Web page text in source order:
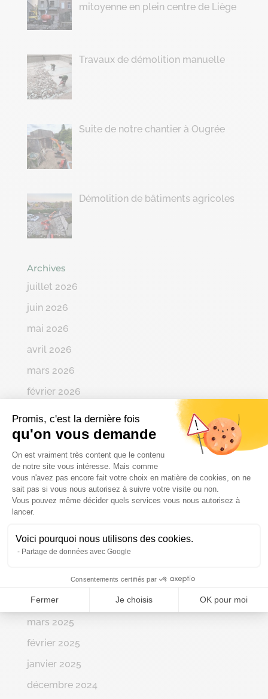
Promis, c'est la dernière fois
qu'on vous demande
Plateforme de Gestion du
On est vraiment très content que le contenu
de notre site vous intéresse. Mais comme
vous n'avez pas encore fait votre choix en matière de cookies, on ne
sait pas si vous nous autorisez à suivre votre visite ou non.
Vous pouvez même décider quels services vous nous autorisez à
lancer.
Voici pourquoi nous utilisons des cookies.
Partage de données avec Google
Consentements certifiés par
Fermer Je choisis OK pour moi
Axeptio consent
mitoyenne en plein centre de Liège
Travaux de démolition manuelle
Suite de notre chantier à Ougrée
Démolition de bâtiments agricoles
Archives
juillet 2026
juin 2026
mai 2026
avril 2026
mars 2026
février 2026
décembre 2025
novembre 2025
octobre 2025
septembre 2025
août 2025
juillet 2025
juin 2025
avril 2025
mars 2025
février 2025
janvier 2025
décembre 2024